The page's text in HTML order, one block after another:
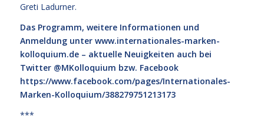
Greti Ladurner.
Das Programm, weitere Informationen und
Anmeldung unter www.internationales-marken-
kolloquium.de– aktuelle Neuigkeiten auch bei
Twitter @MKolloquium bzw. Facebook
https://www.facebook.com/pages/Internationales-
Marken-Kolloquium/388279751213173
***